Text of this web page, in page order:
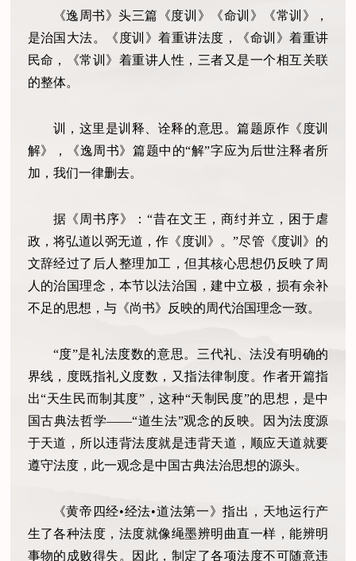
《逸周书》头三篇《度训》《命训》《常训》，
是治国大法。《度训》着重讲法度，《命训》着重讲
民命，《常训》着重讲人性，三者又是一个相互关联
的整体。
训，这里是训释、诠释的意思。篇题原作《度训
解》，《逸周书》篇题中的“解”字应为后世注释者所
加，我们一律删去。
据《周书序》：“昔在文王，商纣并立，困于虐
政，将弘道以弼无道，作《度训》。”尽管《度训》的
文辞经过了后人整理加工，但其核心思想仍反映了周
人的治国理念，本节以法治国，建中立极，损有余补
不足的思想，与《尚书》反映的周代治国理念一致。
“度”是礼法度数的意思。三代礼、法没有明确的
界线，度既指礼义度数，又指法律制度。作者开篇指
出“天生民而制其度”，这种“天制民度”的思想，是中
国古典法哲学——“道生法”观念的反映。因为法度源
于天道，所以违背法度就是违背天道，顺应天道就要
遵守法度，此一观念是中国古典法治思想的源头。
《黄帝四经•经法•道法第一》指出，天地运行产
生了各种法度，法度就像绳墨辨明曲直一样，能辨明
事物的成败得失。因此，制定了各项法度不可随意违